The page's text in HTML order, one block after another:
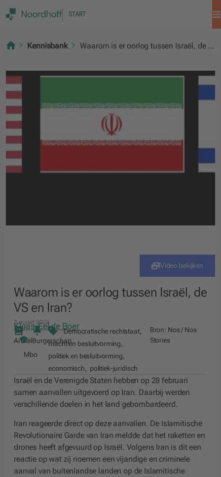
START
Kennisbank Waarom is er oorlog tussen Israël, de VS en Iran?
Video bekijken
Waarom is er oorlog tussen Israël, de
VS en Iran?
3 maart 2026
Klaas-Eel de Boer
Artikel
Mbo
Burgerschap
Democratische rechtstaat,
macht en besluitvorming,
politiek en besluitvorming,
economisch, politiek-juridisch
Bron: Nos / Nos
Stories
Israël en de Verenigde Staten hebben op 28 februari
samen aanvallen uitgevoerd op Iran. Daarbij werden
verschillende doelen in het land gebombardeerd.
Iran reageerde direct op deze aanvallen. De Islamitische
Revolutionaire Garde van Iran meldde dat het raketten en
drones heeft afgevuurd op Israël. Volgens Iran is dit een
reactie op wat zij noemen een vijandige en criminele
aanval van buitenlandse landen op de Islamitische